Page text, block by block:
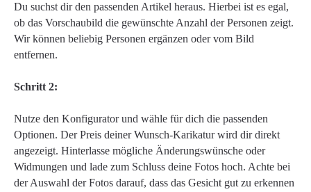
Du suchst dir den passenden Artikel heraus. Hierbei ist es egal,
ob das Vorschaubild die gewünschte Anzahl der Personen zeigt.
Wir können beliebig Personen ergänzen oder vom Bild
entfernen.
Schritt 2:
Nutze den Konfigurator und wähle für dich die passenden
Optionen. Der Preis deiner Wunsch-Karikatur wird dir direkt
angezeigt. Hinterlasse mögliche Änderungswünsche oder
Widmungen und lade zum Schluss deine Fotos hoch. Achte bei
der Auswahl der Fotos darauf, dass das Gesicht gut zu erkennen